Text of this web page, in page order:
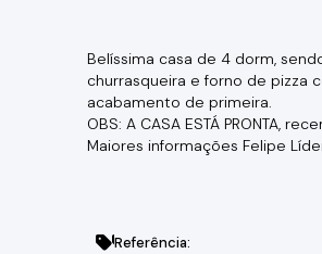
Belíssima casa de 4 dorm,
churrasqueira e forno de pizza
acabamento de primeira.
OBS: A CASA ESTÁ PRONTA,
Maiores informações Felipe
Referência: